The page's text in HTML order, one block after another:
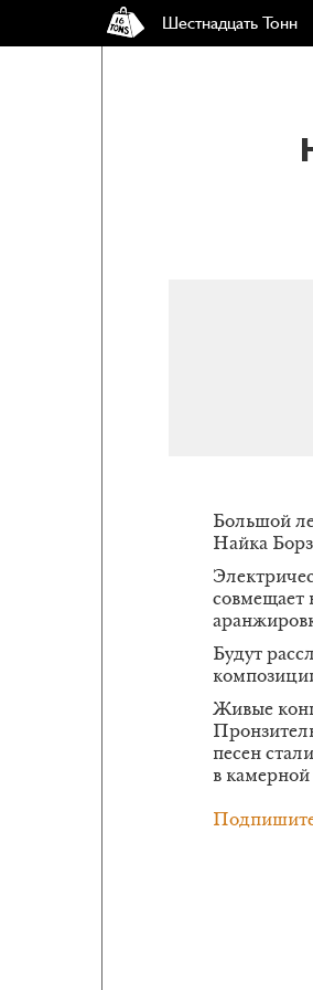
Шестнадцать Тонн
Большой
Найка
совмещает
Будут
Живые
песен
в камерной